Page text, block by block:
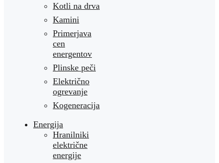
Kotli na drva
Kamini
Primerjava
cen
energentov
Plinske peči
Električno
ogrevanje
Kogeneracija
Energija
Hranilniki
električne
energije